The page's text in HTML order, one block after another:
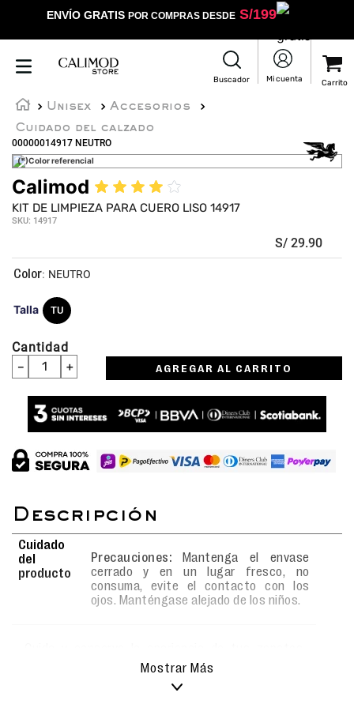
ENVÍO GRATIS POR COMPRAS DESDES/199
Unisex
Accesorios
Cuidado del calzado
00000014917 NEUTRO
(*)Color referencial
Calimod ★ ★ ★ ★ ☆
KIT DE LIMPIEZA PARA CUERO LISO 14917
SKU: 14917
S/ 29.90
Talla TU
: NEUTRO
Cantidad
＋
－ AGREGAR AL CARRITO
Kit de limpieza Calimod
para el mantenimiento óptimo de calzado de cuero
liso. Este kit permite una limpieza rápida y
Cuidado
del
producto
Precauciones:
Mantenga el envase
cerrado y en un lugar fresco, no
consuma, evite el contacto con los
ojos. Manténgase alejado de los niños.
Mostrar Más